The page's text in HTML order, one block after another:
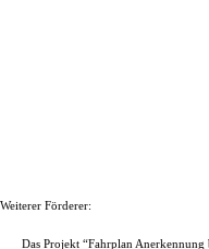
Weiterer Förderer:
Das Projekt “Fahrplan